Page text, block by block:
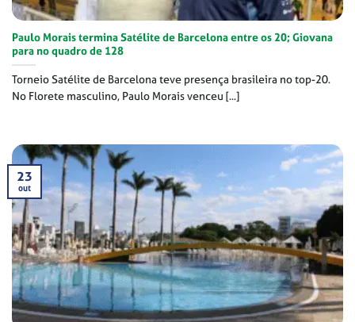
Paulo Morais termina Satélite de Barcelona entre os 20; Giovana
para no quadro de 128
Torneio Satélite de Barcelona teve presença brasileira no top-20.
No Florete masculino, Paulo Morais venceu [...]
23
out